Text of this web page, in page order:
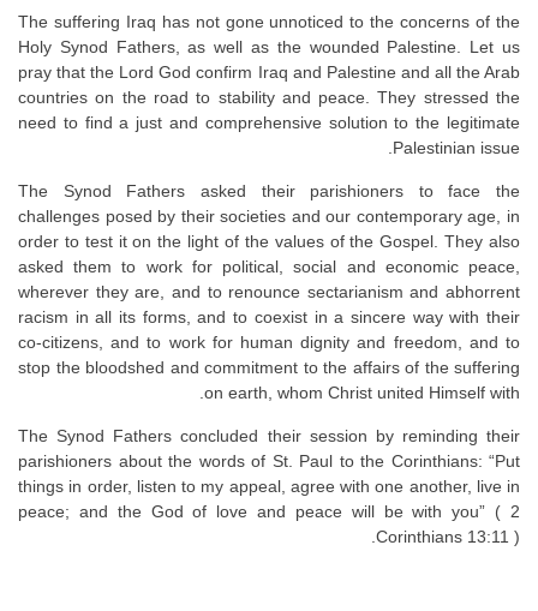
The suffering Iraq has not gone unnoticed to the concerns of the
Holy Synod Fathers, as well as the wounded Palestine. Let us
pray that the Lord God confirm Iraq and Palestine and all the Arab
countries on the road to stability and peace. They stressed the
need to find a just and comprehensive solution to the legitimate
Palestinian issue.
The Synod Fathers asked their parishioners to face the
challenges posed by their societies and our contemporary age, in
order to test it on the light of the values of the Gospel. They also
asked them to work for political, social and economic peace,
wherever they are, and to renounce sectarianism and abhorrent
racism in all its forms, and to coexist in a sincere way with their
co-citizens, and to work for human dignity and freedom, and to
stop the bloodshed and commitment to the affairs of the suffering
on earth, whom Christ united Himself with.
The Synod Fathers concluded their session by reminding their
parishioners about the words of St. Paul to the Corinthians: “Put
things in order, listen to my appeal, agree with one another, live in
peace; and the God of love and peace will be with you” ( 2
Corinthians 13:11 ).